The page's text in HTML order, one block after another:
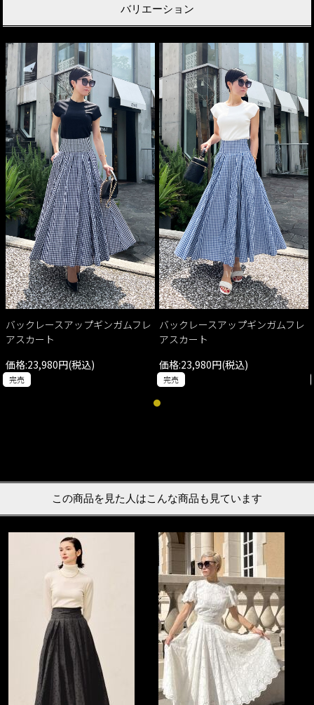
バリエーション
バックレースアップギンガムフレ
アスカート
価格:23,980円(税込)
完売
バックレースアップギンガムフレ
アスカート
価格:23,980円(税込)
完売
この商品を見た人はこんな商品も見ています